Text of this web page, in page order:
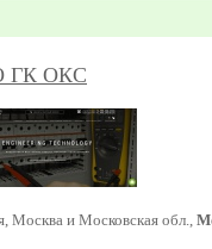
ГК ОКС
Москва и Московская обл.,